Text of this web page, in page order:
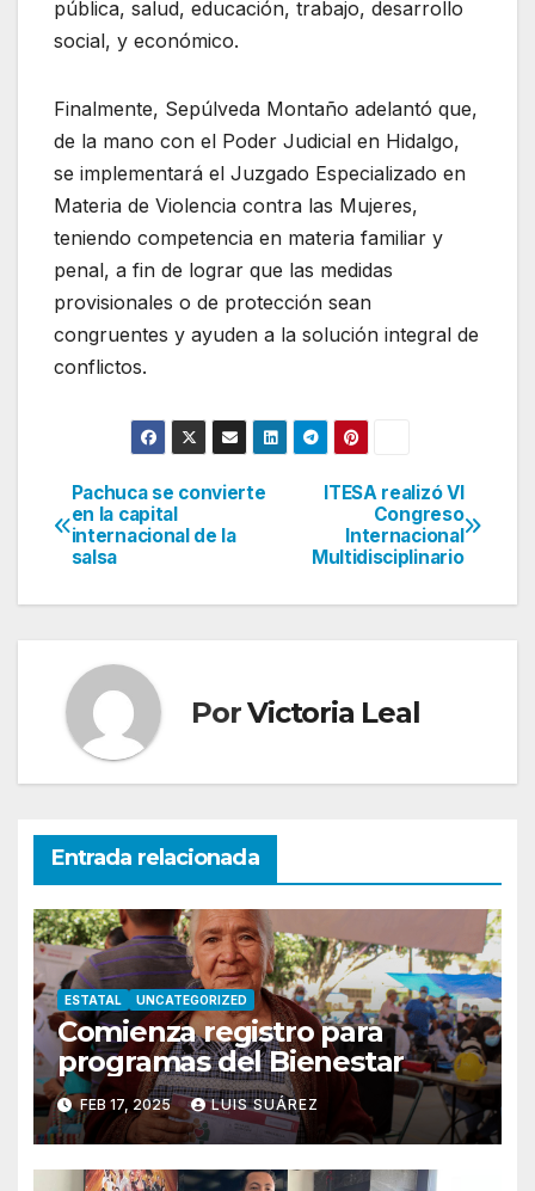
pública, salud, educación, trabajo, desarrollo
social, y económico.
Finalmente, Sepúlveda Montaño adelantó que,
de la mano con el Poder Judicial en Hidalgo,
se implementará el Juzgado Especializado en
Materia de Violencia contra las Mujeres,
teniendo competencia en materia familiar y
penal, a fin de lograr que las medidas
provisionales o de protección sean
congruentes y ayuden a la solución integral de
conflictos.
Navegación
de
entradas
ITESA realizó VI
Congreso
Internacional
Multidisciplinario
Pachuca se convierte
en la capital
internacional de la
salsa
PorVictoria Leal
Entrada relacionada
ESTATAL UNCATEGORIZED
Comienza registro para
programas del Bienestar
FEB 17, 2025 LUIS SUÁREZ